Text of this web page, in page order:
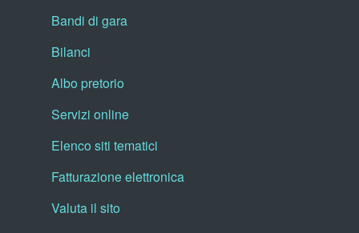
Bandi di gara
Bilanci
Albo pretorio
Servizi online
Elenco siti tematici
Fatturazione elettronica
Valuta il sito